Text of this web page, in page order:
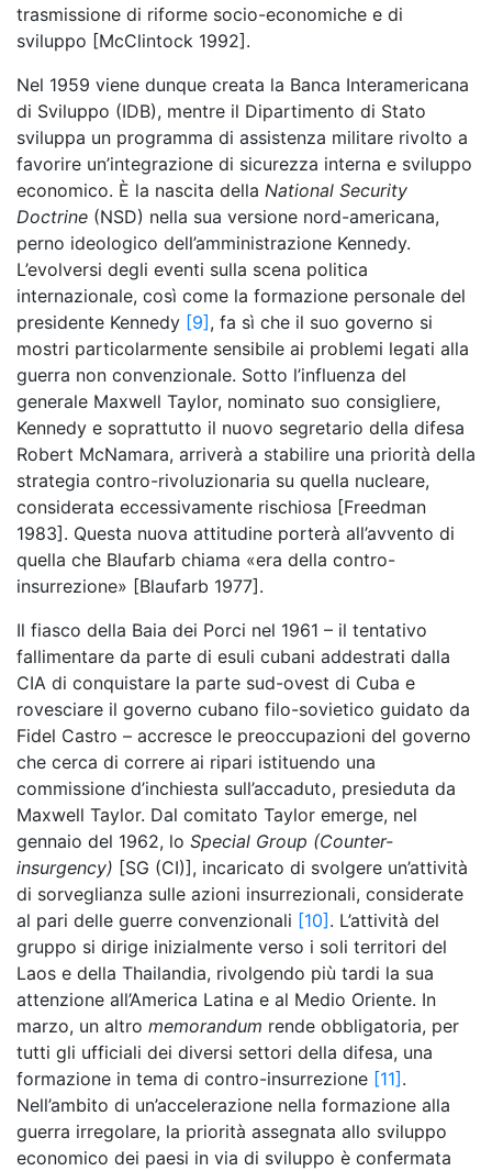
trasmissione di riforme socio-economiche e di
sviluppo [McClintock 1992].
Nel 1959 viene dunque creata la Banca Interamericana
di Sviluppo (IDB), mentre il Dipartimento di Stato
sviluppa un programma di assistenza militare rivolto a
favorire un’integrazione di sicurezza interna e sviluppo
economico. È la nascita della National Security
Doctrine (NSD) nella sua versione nord-americana,
perno ideologico dell’amministrazione Kennedy.
L’evolversi degli eventi sulla scena politica
internazionale, così come la formazione personale del
presidente Kennedy [9], fa sì che il suo governo si
mostri particolarmente sensibile ai problemi legati alla
guerra non convenzionale. Sotto l’influenza del
generale Maxwell Taylor, nominato suo consigliere,
Kennedy e soprattutto il nuovo segretario della difesa
Robert McNamara, arriverà a stabilire una priorità della
strategia contro-rivoluzionaria su quella nucleare,
considerata eccessivamente rischiosa [Freedman
1983]. Questa nuova attitudine porterà all’avvento di
quella che Blaufarb chiama «era della contro-
insurrezione» [Blaufarb 1977].
Il fiasco della Baia dei Porci nel 1961 – il tentativo
fallimentare da parte di esuli cubani addestrati dalla
CIA di conquistare la parte sud-ovest di Cuba e
rovesciare il governo cubano filo-sovietico guidato da
Fidel Castro – accresce le preoccupazioni del governo
che cerca di correre ai ripari istituendo una
commissione d’inchiesta sull’accaduto, presieduta da
Maxwell Taylor. Dal comitato Taylor emerge, nel
gennaio del 1962, lo Special Group (Counter-
insurgency) [SG (CI)], incaricato di svolgere un’attività
di sorveglianza sulle azioni insurrezionali, considerate
al pari delle guerre convenzionali [10]. L’attività del
gruppo si dirige inizialmente verso i soli territori del
Laos e della Thailandia, rivolgendo più tardi la sua
attenzione all’America Latina e al Medio Oriente. In
marzo, un altro memorandum rende obbligatoria, per
tutti gli ufficiali dei diversi settori della difesa, una
formazione in tema di contro-insurrezione [11].
Nell’ambito di un’accelerazione nella formazione alla
guerra irregolare, la priorità assegnata allo sviluppo
economico dei paesi in via di sviluppo è confermata